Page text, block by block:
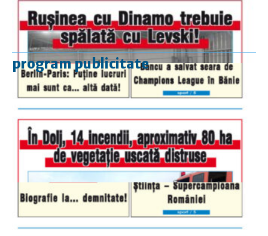
program publicitate
luni-vineri
9.00 - 17.00
duminică
9.00 - 12.00